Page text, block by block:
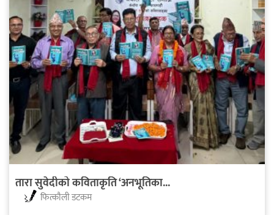
तारा सुवेदीको कविताकृति ‘अनभूतिका...
फित्काैली डटकम